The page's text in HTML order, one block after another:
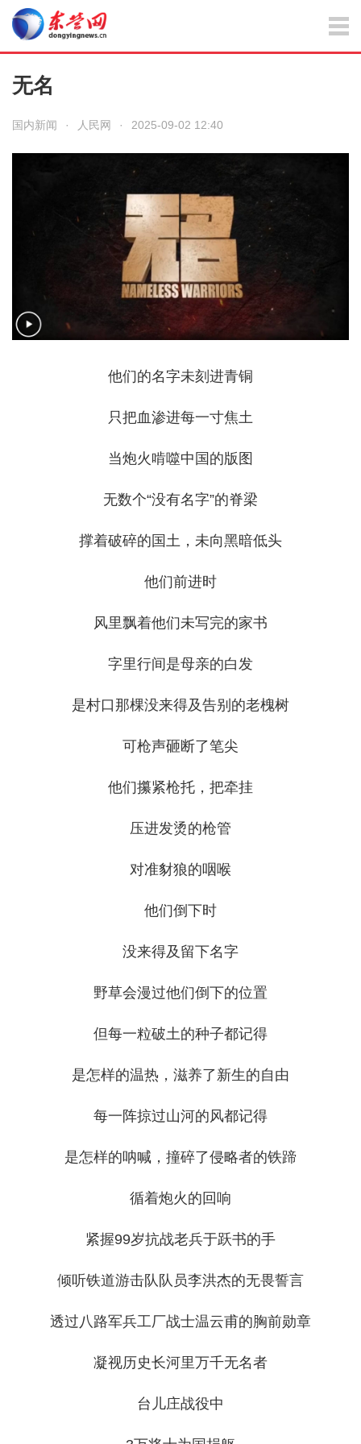
无名
国内新闻 · 人民网 · 2025-09-02 12:40
他们的名字未刻进青铜
只把血渗进每一寸焦土
当炮火啃噬中国的版图
无数个“没有名字”的脊梁
撑着破碎的国土，未向黑暗低头
他们前进时
风里飘着他们未写完的家书
字里行间是母亲的白发
是村口那棵没来得及告别的老槐树
可枪声砸断了笔尖
他们攥紧枪托，把牵挂
压进发烫的枪管
对准豺狼的咽喉
他们倒下时
没来得及留下名字
野草会漫过他们倒下的位置
但每一粒破土的种子都记得
是怎样的温热，滋养了新生的自由
每一阵掠过山河的风都记得
是怎样的呐喊，撞碎了侵略者的铁蹄
循着炮火的回响
紧握99岁抗战老兵于跃书的手
倾听铁道游击队队员李洪杰的无畏誓言
透过八路军兵工厂战士温云甫的胸前勋章
凝视历史长河里万千无名者
台儿庄战役中